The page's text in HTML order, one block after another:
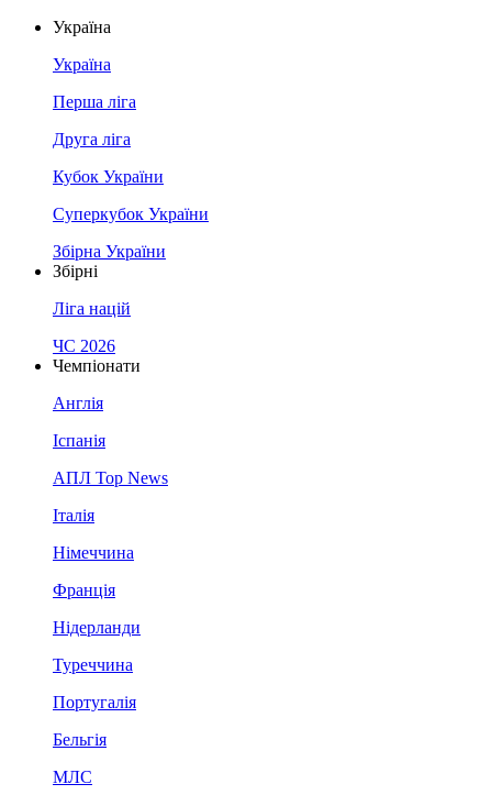
Україна
Україна
Перша ліга
Друга ліга
Кубок України
Суперкубок України
Збірна України
Збірні
Ліга націй
ЧС 2026
Чемпіонати
Англія
Іспанія
АПЛ Top News
Італія
Німеччина
Франція
Нідерланди
Туреччина
Португалія
Бельгія
МЛС